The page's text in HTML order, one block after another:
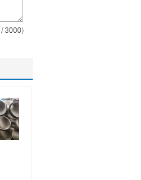
/ 3000)